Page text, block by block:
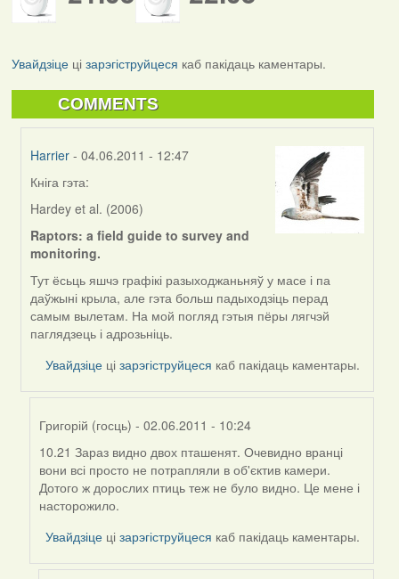
Увайдзіцеці зарэгіструйцеся каб пакідаць каментары.
COMMENTS
Harrier - 04.06.2011 - 12:47
In
reply
by
I
Feather
(госць)
Кніга гэта:
Hardey et al. (2006)
Raptors: a field guide to survey and
monitoring.
Тут ёсьць яшчэ графікі разыходжаньняў у масе і па
даўжыні крыла, але гэта больш падыходзіць перад
самым вылетам. На мой погляд гэтыя пёры лягчэй
паглядзець і адрозьніць.
Увайдзіце цізарэгіструйцеся каб пакідаць каментары.
Григорій (госць) - 02.06.2011 - 10:24
In
reply
to
by
Григорій
(госць)
10.21 Зараз видно двох пташенят. Очевидно вранці
вони всі просто не потрапляли в об'єктив камери.
Дотого ж дорослих птиць теж не було видно. Це мене і
насторожило.
Увайдзіце цізарэгіструйцеся каб пакідаць каментары.